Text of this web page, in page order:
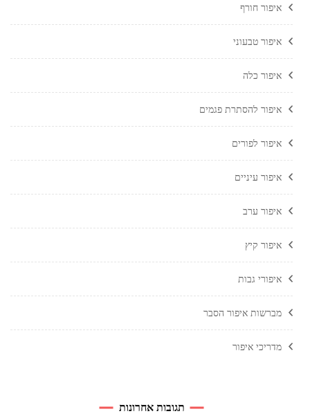
איפור חורף
איפור טבעוני
איפור כלה
איפור להסתרת פגמים
איפור לפורים
איפור עיניים
איפור ערב
איפור קיץ
איפורי גבות
מברשות איפור הסבר
מדריכי איפור
תגובות אחרונות